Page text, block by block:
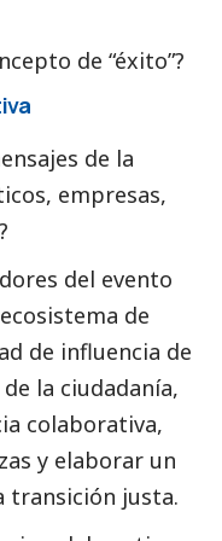
de “éxito”?
de la
empresas,
del evento
de
de influencia de
la ciudadanía,
colaborativa,
y elaborar un
transición justa.